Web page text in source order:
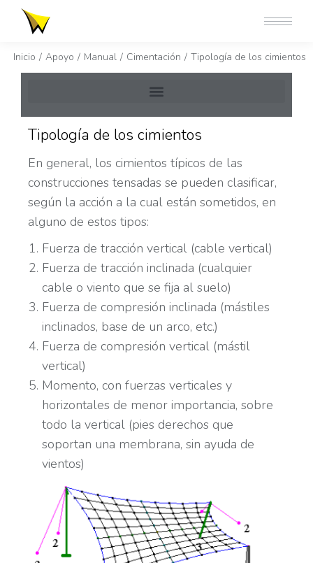
Estás aquí:
Inicio Apoyo Manual Cimentación Tipología de los cimientos
Tipología de los cimientos
En general, los cimientos típicos de las
construcciones tensadas se pueden clasificar,
según la acción a la cual están sometidos, en
alguno de estos tipos:
Fuerza de tracción vertical (cable vertical)
Fuerza de tracción inclinada (cualquier
cable o viento que se fija al suelo)
Fuerza de compresión inclinada (mástiles
inclinados, base de un arco, etc.)
Fuerza de compresión vertical (mástil
vertical)
Momento, con fuerzas verticales y
horizontales de menor importancia, sobre
todo la vertical (pies derechos que
soportan una membrana, sin ayuda de
vientos)